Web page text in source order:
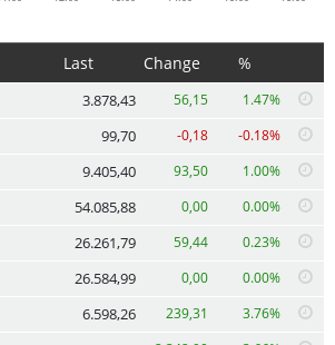
Last Change %
3.878,43 56,15 1.47%
99,70 -0,18 -0.18%
9.405,40 93,50 1.00%
54.085,88 0,00 0.00%
26.261,79 59,44 0.23%
26.584,99 0,00 0.00%
6.598,26 239,31 3.76%